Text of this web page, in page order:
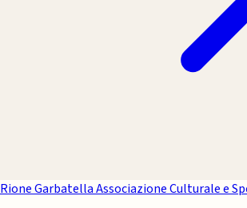
Rione GarbatellaAssociazione Culturale e